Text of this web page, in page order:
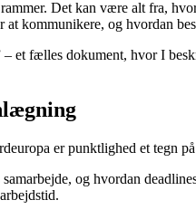
Det kan være alt fra,
kommunikere, og hvordan
et fælles dokument, hvor I
er punktlighed et tegn
og hvordan